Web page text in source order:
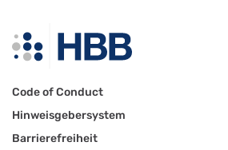
Code of Conduct
Hinweisgebersystem
Barrierefreiheit